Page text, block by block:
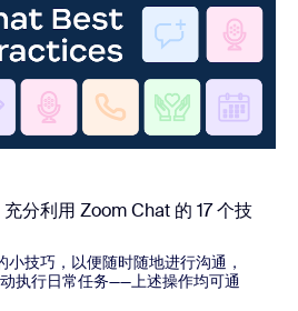
分利用 Zoom Chat 的 17 个技
技巧，以便随时随地进行沟通，
执行日常任务——上述操作均可通